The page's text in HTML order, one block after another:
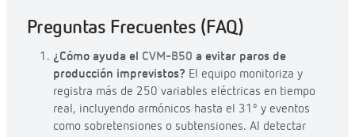
Preguntas Frecuentes (FAQ)
¿Cómo ayuda el CVM-B50 a evitar paros de
producción imprevistos? El equipo monitoriza y
registra más de 250 variables eléctricas en tiempo
real, incluyendo armónicos hasta el 31º y eventos
como sobretensiones o subtensiones. Al detectar